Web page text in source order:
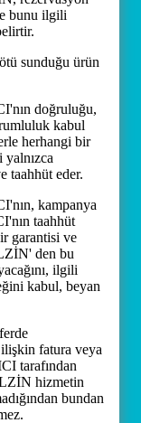
bunu ilgili
sunduğu ürün
doğruluğu,
kabul
herhangi bir
taahhüt eder.
kampanya
taahhüt
garantisi ve
den bu
ilgili
kabul, beyan
fatura veya
tarafından
hizmetin
bundan